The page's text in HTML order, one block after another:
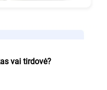
vai tirdovė?